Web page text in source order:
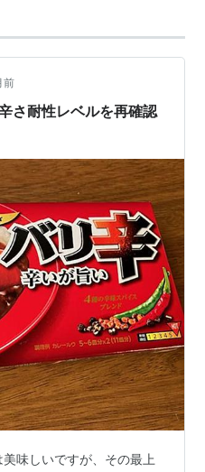
前
さ耐性レベルを再確認
味しいですが、その最上